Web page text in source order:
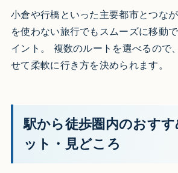
小倉や行橋といった主要都市とつな
を使わない旅行でもスムーズに移動
イント。 複数のルートを選べるので
せて柔軟に行き方を決められます。​
駅から徒歩圏内のおす
ット・見どころ